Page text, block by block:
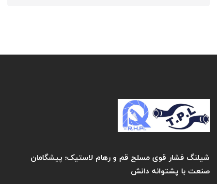
شیلنگ فشار قوی مسلح قم و رهام لاستیک؛ پیشگامان
صنعت با پشتوانه دانش